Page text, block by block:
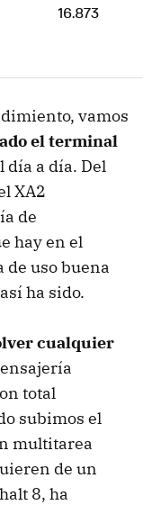
16.873
vamos
el terminal
a día. Del
XA2
de
hay en el
uso buena
ha sido.
cualquier
total
subimos el
multitarea
de un
8, ha